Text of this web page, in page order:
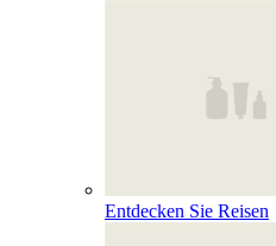
Entdecken Sie Reisen